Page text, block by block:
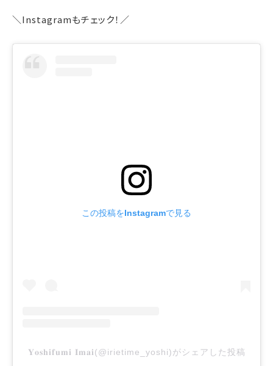
＼Instagramもチェック！／
この投稿をInstagramで見る
𝐘𝐨𝐬𝐡𝐢𝐟𝐮𝐦𝐢 𝐈𝐦𝐚𝐢(@irietime_yoshi)がシェアした投稿